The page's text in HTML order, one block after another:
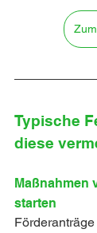
Typische
diese
Maßnahmen
starten